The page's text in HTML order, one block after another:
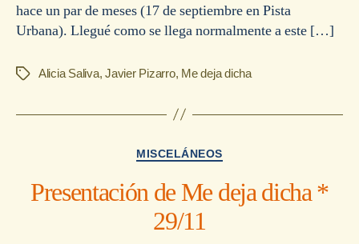
hace un par de meses (17 de septiembre en Pista
Urbana). Llegué como se llega normalmente a este […]
EtiquetasAlicia Saliva,Javier Pizarro, Me deja dicha
Categorías
MISCELÁNEOS
Presentación de Me deja dicha *
29/11